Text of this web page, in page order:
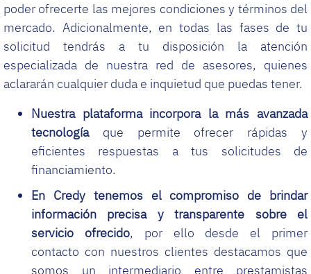
poder ofrecerte las mejores condiciones y términos del
mercado. Adicionalmente, en todas las fases de tu
solicitud tendrás a tu disposición la atención
especializada de nuestra red de asesores, quienes
aclararán cualquier duda e inquietud que puedas tener.
Nuestra plataforma incorpora la más avanzada
tecnologíaque permite ofrecer rápidas y
eficientes respuestas a tus solicitudes de
financiamiento.
En Credy tenemos el compromiso de brindar
información precisa y transparente sobre el
servicio ofrecido, por ello desde el primer
contacto con nuestros clientes destacamos que
somos un intermediario entre prestamistas